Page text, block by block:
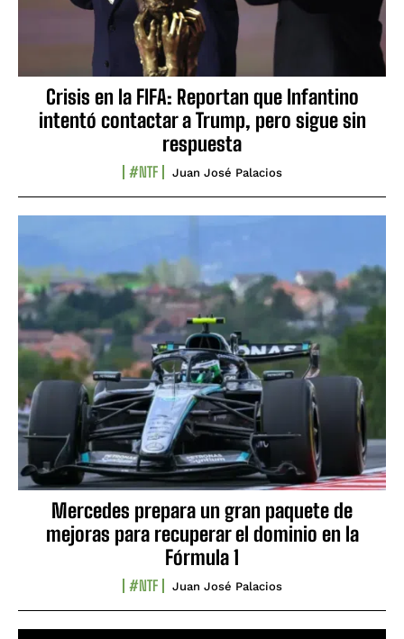
Crisis en la FIFA: Reportan que Infantino
intentó contactar a Trump, pero sigue sin
respuesta
#NTF Juan José Palacios
Mercedes prepara un gran paquete de
mejoras para recuperar el dominio en la
Fórmula 1
#NTF Juan José Palacios